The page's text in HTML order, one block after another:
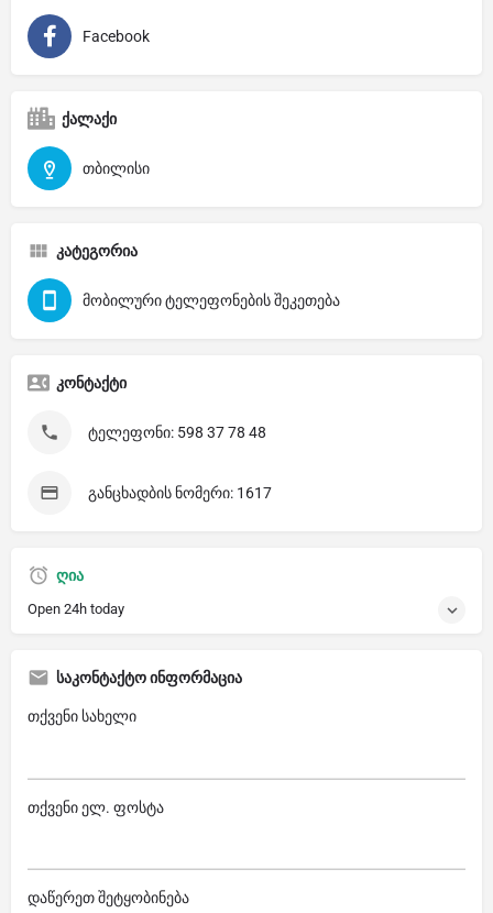
Facebook
ქალაქი
თბილისი
კატეგორია
მობილური ტელეფონების შეკეთება
კონტაქტი
ტელეფონი: 598 37 78 48
განცხადბის ნომერი: 1617
ღია
Open 24h today
საკონტაქტო ინფორმაცია
თქვენი სახელი
თქვენი ელ. ფოსტა
დაწერეთ შეტყობინება